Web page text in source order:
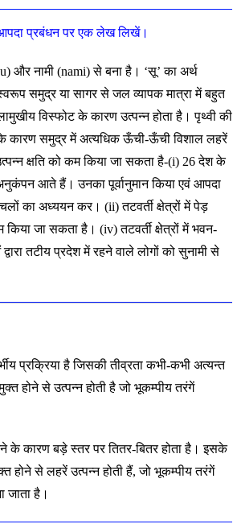
प्रबंधन पर एक लेख लिखें।
और नामी (nami) से बना है। ‘सू’ का अर्थ
समुद्र या सागर से जल व्यापक मात्रा में बहुत
विस्फोट के कारण उत्पन्न होता है। पृथ्वी की
कारण समुद्र में अत्यधिक ऊँची-ऊँची विशाल लहरें
क्षति को कम किया जा सकता है-(i) 26 देश के
आते हैं। उनका पूर्वानुमान किया एवं आपदा
का अध्ययन कर। (ii) तटवर्ती क्षेत्रों में पेड़
किया जा सकता है। (iv) तटवर्ती क्षेत्रों में भवन-
तटीय प्रदेश में रहने वाले लोगों को सुनामी से
प्रक्रिया है जिसकी तीव्रता कभी-कभी अत्यन्त
होने से उत्पन्न होती है जो भूकम्पीय तरंगें
के कारण बड़े स्तर पर तितर-बितर होता है। इसके
होने से लहरें उत्पन्न होती हैं, जो भूकम्पीय तरंगें
जाता है।